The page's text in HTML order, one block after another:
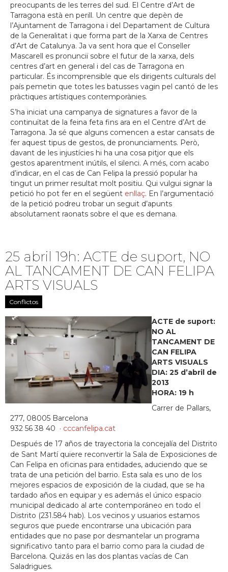
preocupants de les terres del sud. El Centre d’Art de
Tarragona està en perill. Un centre que depèn de
l’Ajuntament de Tarragona i del Departament de Cultura
de la Generalitat i que forma part de la Xarxa de Centres
d’Art de Catalunya. Ja va sent hora que el Conseller
Mascarell es pronunciï sobre el futur de la xarxa, dels
centres d’art en general i del cas de Tarragona en
particular. És incomprensible que els dirigents culturals del
país pemetin que totes les batusses vagin pel cantó de les
pràctiques artístiques contemporànies.
S’ha iniciat una campanya de signatures a favor de la
continuïtat de la feina feta fins ara en el Centre d’Art de
Tarragona. Ja sé que alguns comencen a estar cansats de
fer aquest tipus de gestos, de pronunciaments. Però,
davant de les injustícies hi ha una cosa pitjor que els
gestos aparentment inútils, el silenci. A més, com acabo
d’indicar, en el cas de Can Felipa la pressió popular ha
tingut un primer resultat molt positiu. Qui vulgui signar la
petició ho pot fer en el següent enllaç. En l’argumentació
de la petició podreu trobar un seguit d’apunts
absolutament raonats sobre el que es demana.
25 abril 19h: ACTE de suport, NO
AL TANCAMENT DE CAN FELIPA
ARTS VISUALS
Conflictos
ACTE de suport:
NO AL
TANCAMENT DE
CAN FELIPA
ARTS VISUALS
DIA: 25 d’abril de
2013
HORA: 19 h
Carrer de Pallars,
277, 08005 Barcelona
932 56 38 40 ‎ · cccanfelipa.cat
Después de 17 años de trayectoria la concejalía del Distrito
de Sant Martí quiere reconvertir la Sala de Exposiciones de
Can Felipa en oficinas para entidades, aduciendo que se
trata de una petición del barrio. Esta sala es uno de los
mejores espacios de exposición de la ciudad, que se ha
tardado años en equipar y es además el único espacio
municipal dedicado al arte contemporáneo en todo el
Distrito (231.584 hab). Los vecinos y usuarios estamos
seguros que puede encontrarse una ubicación para
entidades que no pase por desmantelar un programa
significativo tanto para el barrio como para la ciudad de
Barcelona. Quizás en las dos plantas vacías de Can
Saladrigues.